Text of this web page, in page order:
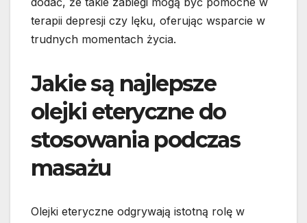
terapii depresji czy lęku, oferując wsparcie w
trudnych momentach życia.
Jakie są najlepsze
olejki eteryczne do
stosowania podczas
masażu
Olejki eteryczne odgrywają istotną rolę w